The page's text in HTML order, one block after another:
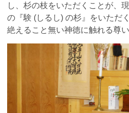
し、杉の枝をいただくことが、
の『験 (しるし) の杉』をいただ
絶えること無い神徳に触れる尊